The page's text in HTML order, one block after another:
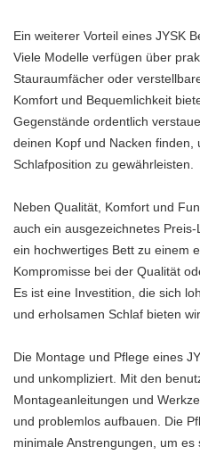
Ein weiterer Vorteil eines JYSK
Viele Modelle verfügen über
Stauraumfächer oder
Komfort und Bequemlichkeit
Gegenstände ordentlich
deinen Kopf und Nacken finden,
Schlafposition zu gewährleisten.
Neben Qualität, Komfort und
auch ein ausgezeichnetes
ein hochwertiges Bett zu einem
Kompromisse bei der Qualität
Es ist eine Investition, die sich
und erholsamen Schlaf bieten
Die Montage und Pflege eines
und unkompliziert. Mit den
Montageanleitungen und
und problemlos aufbauen. Die
minimale Anstrengungen, um